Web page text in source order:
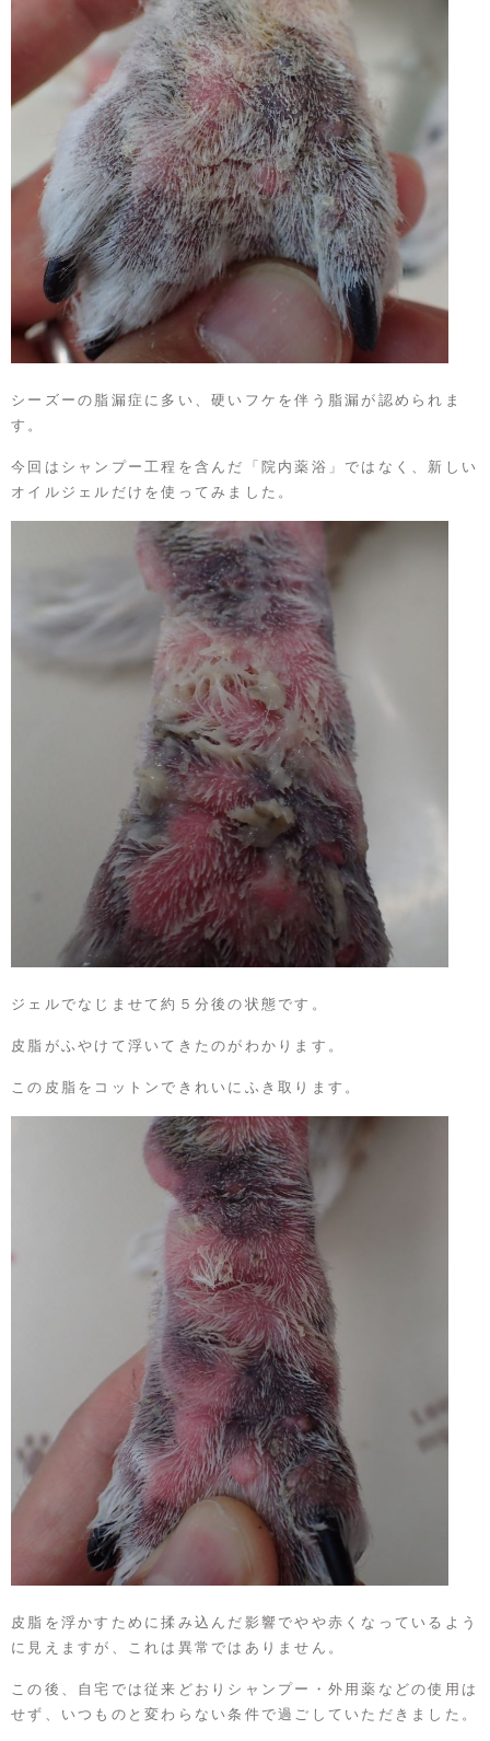
シーズーの脂漏症に多い、硬いフケを伴う脂漏が認められま
す。
今回はシャンプー工程を含んだ「院内薬浴」ではなく、新しい
オイルジェルだけを使ってみました。
ジェルでなじませて約５分後の状態です。
皮脂がふやけて浮いてきたのがわかります。
この皮脂をコットンできれいにふき取ります。
皮脂を浮かすために揉み込んだ影響でやや赤くなっているよう
に見えますが、これは異常ではありません。
この後、自宅では従来どおりシャンプー・外用薬などの使用は
せず、いつものと変わらない条件で過ごしていただきました。